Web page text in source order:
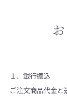
１．銀行振込
ご注文商品代金